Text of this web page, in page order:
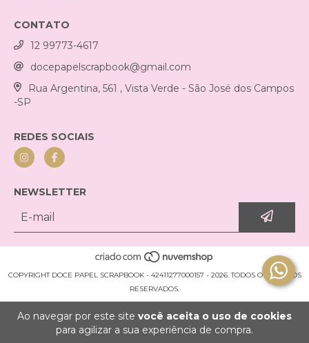
Ao navegar por este site você aceita o uso de cookies
para agilizar a sua experiência de compra.
CONTATO
12 99773-4617
docepapelscrapbook@gmail.com
Rua Argentina, 561 , Vista Verde - São José dos Campos
-SP
REDES SOCIAIS
NEWSLETTER
COPYRIGHT DOCE PAPEL SCRAPBOOK - 42411277000157 - 2026. TODOS OS DIREITOS
RESERVADOS.